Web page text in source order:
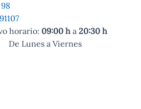
98
horario: 09:00 h a 20:30 h
De Lunes a Viernes